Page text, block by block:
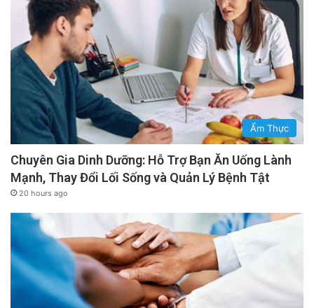
Ẩm Thực
Chuyên Gia Dinh Dưỡng: Hỗ Trợ Bạn Ăn Uống Lành
Mạnh, Thay Đổi Lối Sống và Quản Lý Bệnh Tật
20 hours ago